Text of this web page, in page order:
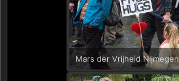
Mars der Vrijheid Nijmegen